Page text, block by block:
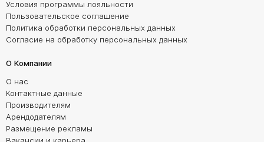
Условия программы лояльности
Пользовательское соглашение
Политика обработки персональных данных
Согласие на обработку персональных данных
О Компании
О нас
Контактные данные
Производителям
Арендодателям
Размещение рекламы